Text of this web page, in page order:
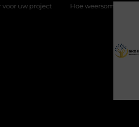
Hoe weersomstandigheden de